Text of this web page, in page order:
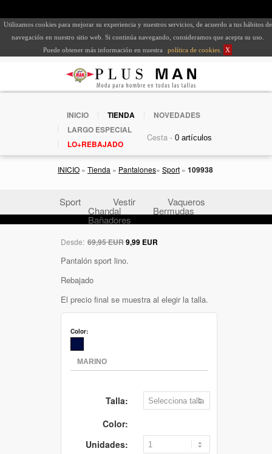
Utilizamos cookies para mejorar su experiencia y nuestros servicios, de acuerdo a tus hábitos de
navegación en nuestro sitio web. Si continúa navegando, consideramos que acepta su uso.
Puede obtener más información en nuestra
política de cookies X
INICIO TIENDA
NOVEDADES
LARGO ESPECIAL
LO+REBAJADO
Cesta -
INICIO » Tienda » Pantalones» Sport » 109938
Sport Vestir Vaqueros
Chandal Bermudas
Bañadores
Desde: 69,95 EUR9,99 EUR
Pantalón sport lino.
Rebajado
El precio final se muestra al elegir la talla.
Color:
Talla:
Color:
Unidades: